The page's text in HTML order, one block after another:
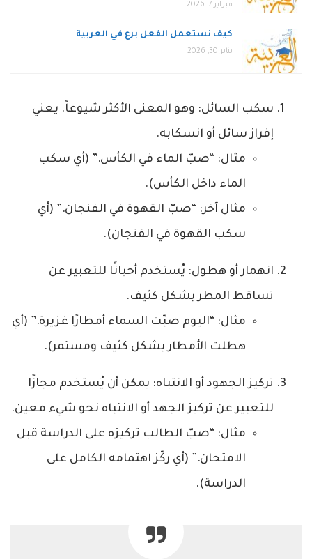
فبراير 7, 2026
كيف نستعمل الفعل برع في العربية
يناير 30, 2026
سكب السائل: وهو المعنى الأكثر شيوعاً. يعني
إفراز سائل أو انسكابه.
مثال: “صبّ الماء في الكأس.” (أي سكب
الماء داخل الكأس).
مثال آخر: “صبّ القهوة في الفنجان.” (أي
سكب القهوة في الفنجان).
انهمار أو هطول: يُستخدم أحيانًا للتعبير عن
تساقط المطر بشكل كثيف.
مثال: “اليوم صبّت السماء أمطارًا غزيرة.” (أي
هطلت الأمطار بشكل كثيف ومستمر).
تركيز الجهود أو الانتباه: يمكن أن يُستخدم مجازًا
للتعبير عن تركيز الجهد أو الانتباه نحو شيء معين.
مثال: “صبّ الطالب تركيزه على الدراسة قبل
الامتحان.” (أي ركّز اهتمامه الكامل على
الدراسة).